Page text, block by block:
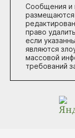
Сообщения и
размещаются
право
если
являются
массовой
требований